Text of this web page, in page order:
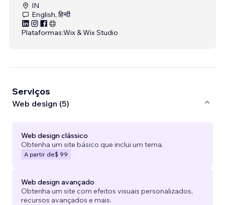
IN
English, हिन्दी
Plataformas:Wix & Wix Studio
Serviços
Web design (5)
Web design clássico
Obtenha um site básico que inclui um tema.
A partir de$ 99
Web design avançado
Obtenha um site com efeitos visuais personalizados,
recursos avançados e mais.